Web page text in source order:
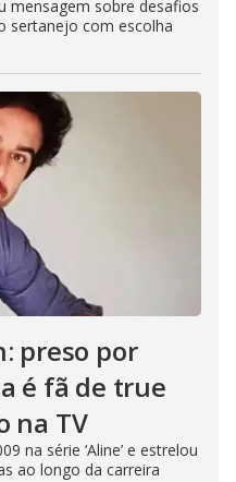
mensagem sobre desafios
sertanejo com escolha
preso por
é fã de true
na TV
na série ‘Aline’ e estrelou
ao longo da carreira